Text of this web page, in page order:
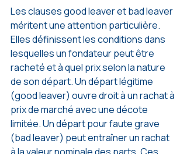
Les clauses good leaver et bad leaver
méritent une attention particulière.
Elles définissent les conditions dans
lesquelles un fondateur peut être
racheté et à quel prix selon la nature
de son départ. Un départ légitime
(good leaver) ouvre droit à un rachat à
prix de marché avec une décote
limitée. Un départ pour faute grave
(bad leaver) peut entraîner un rachat